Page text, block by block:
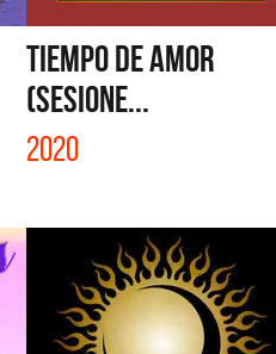
TIEMPO DE AMOR
(SESIONE...
2020